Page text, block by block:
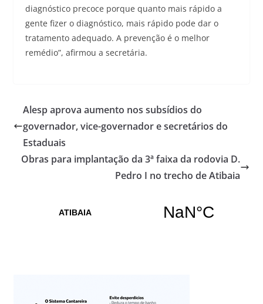
diagnóstico precoce porque quanto mais rápido a
gente fizer o diagnóstico, mais rápido pode dar o
tratamento adequado. A prevenção é o melhor
remédio”, afirmou a secretária.
Alesp aprova aumento nos subsídios do
governador, vice-governador e secretários do
Estaduais
Obras para implantação da 3ª faixa da rodovia D.
Pedro I no trecho de Atibaia